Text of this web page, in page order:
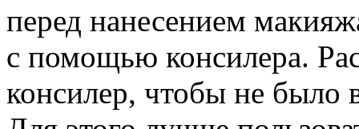
перед нанесением
с помощью консилера.
консилер, чтобы не было